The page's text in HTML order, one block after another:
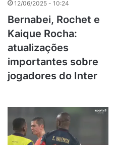
12/06/2025 - 10:24
Bernabei, Rochet e
Kaique Rocha:
atualizações
importantes sobre
jogadores do Inter